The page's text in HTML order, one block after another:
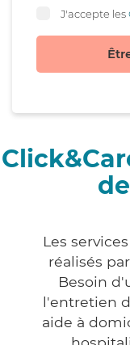
J'accepte les
Les
réalisés
Besoin
l'entretien
aide à